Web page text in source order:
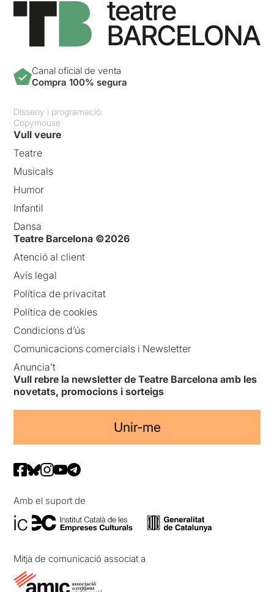
Canal oficial de venta
Compra 100% segura
Disseny i programació:
Copymouse
Vull veure
Teatre
Musicals
Humor
Infantil
Dansa
Teatre Barcelona ©2026
Atenció al client
Avís legal
Política de privacitat
Política de cookies
Condicions d’ús
Comunicacions comercials i Newsletter
Anuncia’t
Vull rebre la newsletter de Teatre Barcelona amb les
novetats, promocions i sorteigs
Unir-me
Amb el suport de
Mitjà de comunicació associat a